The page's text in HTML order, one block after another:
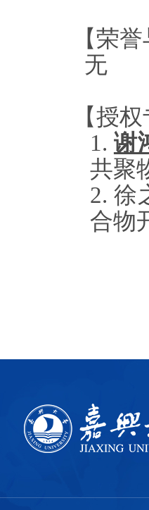
【荣
无
【授
1. 谢
共聚
2. 徐
合物